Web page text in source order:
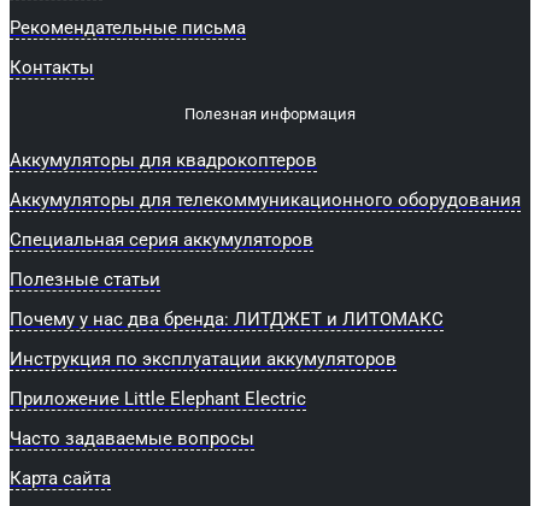
Рекомендательные письма
Контакты
Полезная информация
Аккумуляторы для квадрокоптеров
Аккумуляторы для телекоммуникационного оборудования
Специальная серия аккумуляторов
Полезные статьи
Почему у нас два бренда: ЛИТДЖЕТ и ЛИТОМАКС
Инструкция по эксплуатации аккумуляторов
Приложение Little Elephant Electric
Часто задаваемые вопросы
Карта сайта